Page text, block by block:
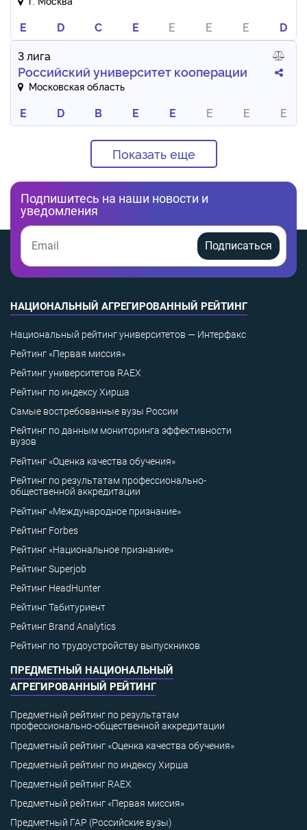
E D C E E E E
D
3 лига
Российский университет кооперации
Московская область
E D B E E E E E
Показать еще
Подпишитесь на наши новости и
уведомления
Подписаться
НАЦИОНАЛЬНЫЙ АГРЕГИРОВАННЫЙ РЕЙТИНГ
Национальный рейтинг университетов — Интерфакс
Рейтинг «Первая миссия»
Рейтинг университетов RAEX
Рейтинг по индексу Хирша
Самые востребованные вузы России
Рейтинг по данным мониторинга эффективности
вузов
Рейтинг «Оценка качества обучения»
Рейтинг по результатам профессионально-
общественной аккредитации
Рейтинг «Международное признание»
Рейтинг Forbes
Рейтинг «Национальное признание»
Рейтинг Superjob
Рейтинг HeadHunter
Рейтинг Табитуриент
Рейтинг Brand Analytics
Рейтинг по трудоустройству выпускников
ПРЕДМЕТНЫЙ НАЦИОНАЛЬНЫЙ
АГРЕГИРОВАННЫЙ РЕЙТИНГ
Предметный рейтинг по результатам
профессионально-общественной аккредитации
Предметный рейтинг «Оценка качества обучения»
Предметный рейтинг по индексу Хирша
Предметный рейтинг RAEX
Предметный рейтинг «Первая миссия»
Предметный ГАР (Российские вузы)